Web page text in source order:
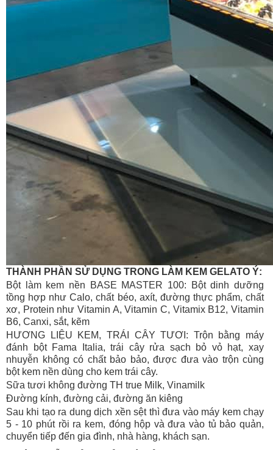
THÀNH PHẦN SỬ DỤNG TRONG LÀM KEM GELATO Ý:
Bột làm kem nền BASE MASTER 100: Bột dinh dưỡng
tồng hợp như Calo, chất béo, axít, đường thực phẩm, chất
xơ, Protein như Vitamin A, Vitamin C, Vitamix B12, Vitamin
B6, Canxi, sắt, kẽm
HƯƠNG LIỆU KEM, TRÁI CÂY TƯƠI: Trộn bằng máy
đánh bột Fama Italia, trái cây rửa sạch bỏ vỏ hạt, xay
nhuyễn không có chất bảo bảo, được đưa vào trộn cùng
bột kem nền dùng cho kem trái cây.
Sữa tươi không đường TH true Milk, Vinamilk
Đường kính, đường cải, đường ăn kiêng
Sau khi tạo ra dung dịch xền sệt thì đưa vào máy kem chạy
5 - 10 phút rồi ra kem, đóng hộp và đưa vào tủ bảo quản,
chuyển tiếp đến gia đình, nhà hàng, khách sạn.